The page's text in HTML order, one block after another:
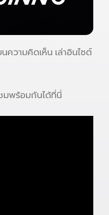
ความคิดเห็น เล่าอินไซต์
มพร้อมกันได้ที่นี่